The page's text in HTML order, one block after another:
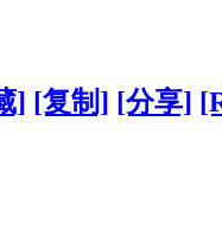
] [复制] [分享]